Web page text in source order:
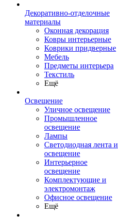
Декоративно-отделочные
материалы
Оконная декорация
Ковры интерьерные
Коврики придверные
Мебель
Предметы интерьера
Текстиль
Ещё
Освещение
Уличное освещение
Промышленное
освещение
Лампы
Светодиодная лента и
освещение
Интерьерное
освещение
Комплектующие и
электромонтаж
Офисное освещение
Ещё